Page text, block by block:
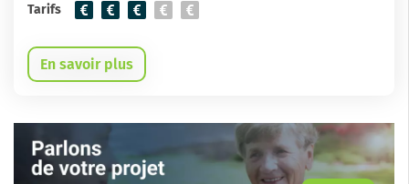
Tarifs
En savoir plus